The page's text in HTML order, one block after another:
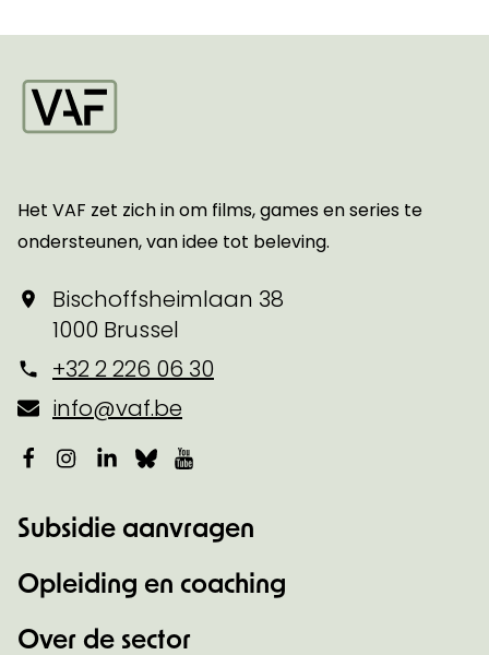
Het VAF zet zich in om films, games en series te
ondersteunen, van idee tot beleving.
Bischoffsheimlaan 38
1000 Brussel
+32 2 226 06 30
info@vaf.be
Facebook
Instagram
LinkedIn
Bluesky
Subsidie aanvragen
Opleiding en coaching
Over de sector